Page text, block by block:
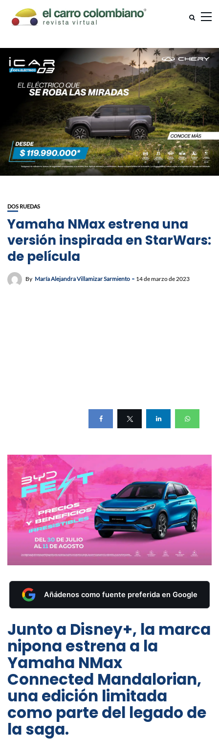
DOS RUEDAS
Yamaha NMax estrena una
versión inspirada en StarWars:
de película
By María Alejandra Villamizar Sarmiento 14 de marzo de 2023
Añádenos como fuente preferida en Google
Junto a Disney+, la marca
nipona estrena a la
Yamaha NMax
Connected Mandalorian,
una edición limitada
como parte del legado de
la saga.